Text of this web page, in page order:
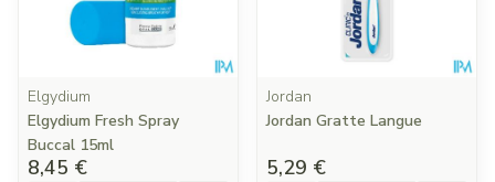
Elgydium
Elgydium Fresh Spray
Buccal 15ml
8,45 €
Jordan
Jordan Gratte Langue
5,29 €